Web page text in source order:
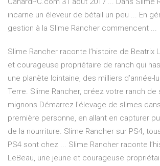
incarne un éleveur de bétail un peu ... En
gestion à la Slime Rancher commencent ...
Slime Rancher raconte l’histoire de Beatrix
et courageuse propriétaire de ranch qui
une planète lointaine, des milliers d’année-
Terre. Slime Rancher, créez votre ranch de
mignons Démarrez l'élevage de slimes
première personne, en allant en capturer
de la nourriture. Slime Rancher sur PS4,
PS4 sont chez ... Slime Rancher raconte
LeBeau, une jeune et courageuse